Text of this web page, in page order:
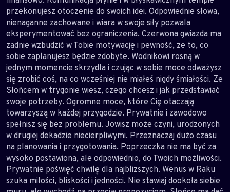
przekonujesz otoczenie do swoich idei. Odpowiednie słowa,
nienaganne zachowane i wiara w swoje siły pozwala
eksperymentować bez ograniczenia. Czerwona gwiazda ma
zadnie wzbudzić w Tobie motywację i pewność, że to, co
sobie zaplanujesz będzie zdobyte. Wodnikowi rosną w
jednym momencie skrzydła i czując w sobie moce odważysz
się zrobić coś, na co wcześniej nie miałeś nigdy śmiałości. Ze
Słońcem w trygonie wiesz, czego chcesz i jak przedstawiać
swoje potrzeby. Ogromne moce, które Cię otaczają
towarzyszą w każdej przygodzie. Prywatnie i zawodowo
spełnisz się bez problemu. Jowisz może czyni, urodzonych
w drugiej dekadzie niecierpliwymi. Przeznaczaj dużo czasu
na planowania i przygotowania. Poprzeczka nie ma być za
wysoko postawiona, ale odpowiednio, do Twoich możliwości.
Prywatnie poświęć chwilę dla najbliższych. Wenus w Raku
szuka miłości, bliskości i jedności. Nie stawiaj dookoła siebie